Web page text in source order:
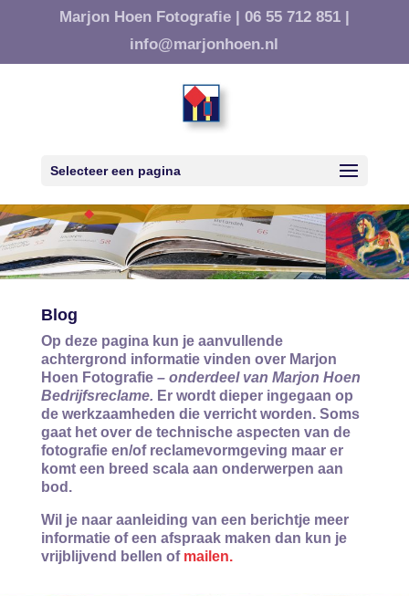
Marjon Hoen Fotografie | 06 55 712 851 |
info@marjonhoen.nl
Selecteer een pagina
Blog
Op deze pagina kun je aanvullende
achtergrond informatie vinden over Marjon
Hoen Fotografie – onderdeel van Marjon Hoen
Bedrijfsreclame. Er wordt dieper ingegaan op
de werkzaamheden die verricht worden. Soms
gaat het over de technische aspecten van de
fotografie en/of reclamevormgeving maar er
komt een breed scala aan onderwerpen aan
bod.
Wil je naar aanleiding van een berichtje meer
informatie of een afspraak maken dan kun je
vrijblijvend bellen of mailen.